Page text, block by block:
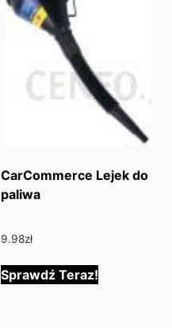
CarCommerce Lejek do
paliwa
9.98zł
Sprawdź Teraz!